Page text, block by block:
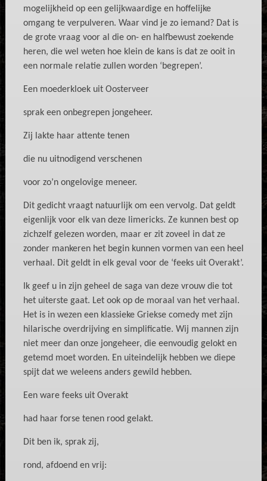
mogelijkheid op een gelijkwaardige en hoffelijke
omgang te verpulveren. Waar vind je zo iemand? Dat is
de grote vraag voor al die on- en halfbewust zoekende
heren, die wel weten hoe klein de kans is dat ze ooit in
een normale relatie zullen worden ‘begrepen’.
Een moederkloek uit Oosterveer
sprak een onbegrepen jongeheer.
Zij lakte haar attente tenen
die nu uitnodigend verschenen
voor zo’n ongelovige meneer.
Dit gedicht vraagt natuurlijk om een vervolg. Dat geldt
eigenlijk voor elk van deze limericks. Ze kunnen best op
zichzelf gelezen worden, maar er zit zoveel in dat ze
zonder mankeren het begin kunnen vormen van een heel
verhaal. Dit geldt in elk geval voor de ‘feeks uit Overakt’.
Ik geef u in zijn geheel de saga van deze vrouw die tot
het uiterste gaat. Let ook op de moraal van het verhaal.
Het is in wezen een klassieke Griekse comedy met zijn
hilarische overdrijving en simplificatie. Wij mannen zijn
niet meer dan onze jongeheer, die eenvoudig gelokt en
getemd moet worden. En uiteindelijk hebben we diepe
spijt dat we weleens anders gewild hebben.
Een ware feeks uit Overakt
had haar forse tenen rood gelakt.
Dit ben ik, sprak zij,
rond, afdoend en vrij: